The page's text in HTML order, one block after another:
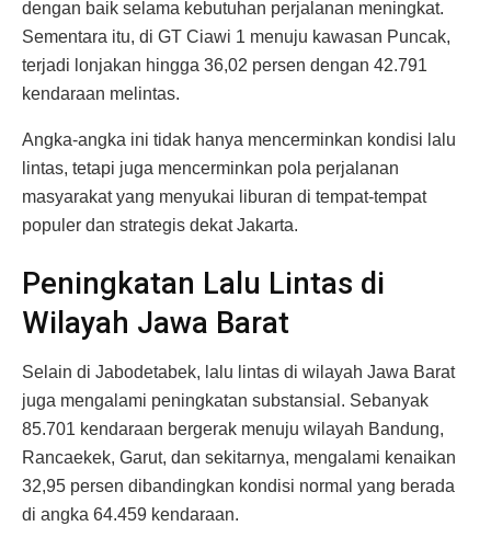
dengan baik selama kebutuhan perjalanan meningkat.
Sementara itu, di GT Ciawi 1 menuju kawasan Puncak,
terjadi lonjakan hingga 36,02 persen dengan 42.791
kendaraan melintas.
Angka-angka ini tidak hanya mencerminkan kondisi lalu
lintas, tetapi juga mencerminkan pola perjalanan
masyarakat yang menyukai liburan di tempat-tempat
populer dan strategis dekat Jakarta.
Peningkatan Lalu Lintas di
Wilayah Jawa Barat
Selain di Jabodetabek, lalu lintas di wilayah Jawa Barat
juga mengalami peningkatan substansial. Sebanyak
85.701 kendaraan bergerak menuju wilayah Bandung,
Rancaekek, Garut, dan sekitarnya, mengalami kenaikan
32,95 persen dibandingkan kondisi normal yang berada
di angka 64.459 kendaraan.